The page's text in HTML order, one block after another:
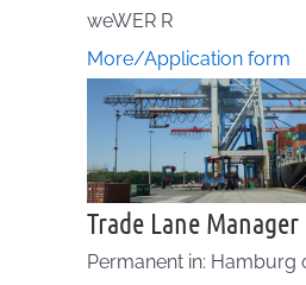
weWER R
More/Application form
Trade Lane
Permanent in: Hamburg